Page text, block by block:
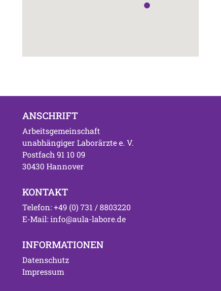
ANSCHRIFT
Arbeitsgemeinschaft
unabhängiger Laborärzte e. V.
Postfach 91 10 09
30430 Hannover
KONTAKT
Telefon: +49 (0) 731 / 8803220
E-Mail: info@aula-labore.de
INFORMATIONEN
Datenschutz
Impressum